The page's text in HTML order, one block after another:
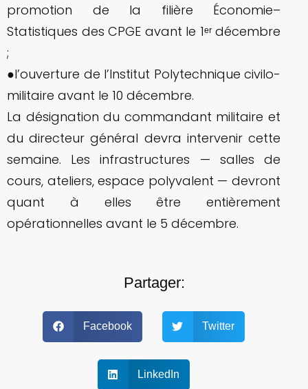
promotion de la filière Économie–
Statistiques des CPGE avant le 1ᵉʳ décembre
;
●l’ouverture de l’Institut Polytechnique civilo-
militaire avant le 10 décembre.
La désignation du commandant militaire et
du directeur général devra intervenir cette
semaine. Les infrastructures — salles de
cours, ateliers, espace polyvalent — devront
quant à elles être entièrement
opérationnelles avant le 5 décembre.
Partager:
Facebook Twitter
LinkedIn